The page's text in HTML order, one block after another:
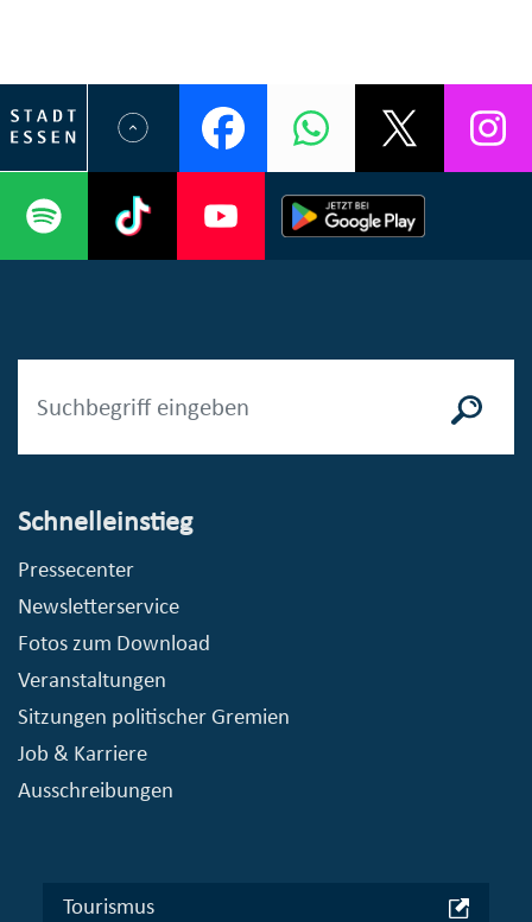
Schnelleinstieg
Pressecenter
Newsletterservice
Fotos zum Download
Veranstaltungen
Sitzungen politischer Gremien
Job & Karriere
Ausschreibungen
Tourismus